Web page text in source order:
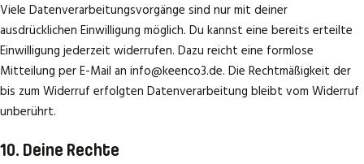
Viele Datenverarbeitungsvorgänge sind nur mit deiner
ausdrücklichen Einwilligung möglich. Du kannst eine bereits erteilte
Einwilligung jederzeit widerrufen. Dazu reicht eine formlose
Mitteilung per E-Mail an info@keenco3.de. Die Rechtmäßigkeit der
bis zum Widerruf erfolgten Datenverarbeitung bleibt vom Widerruf
unberührt.
10. Deine Rechte